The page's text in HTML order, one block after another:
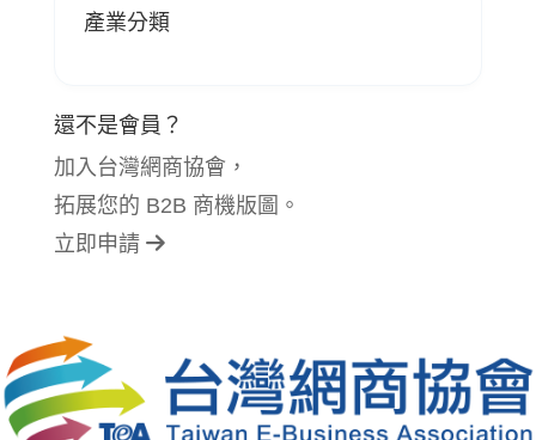
產業分類
還不是會員？
加入台灣網商協會，
拓展您的 B2B 商機版圖。
立即申請